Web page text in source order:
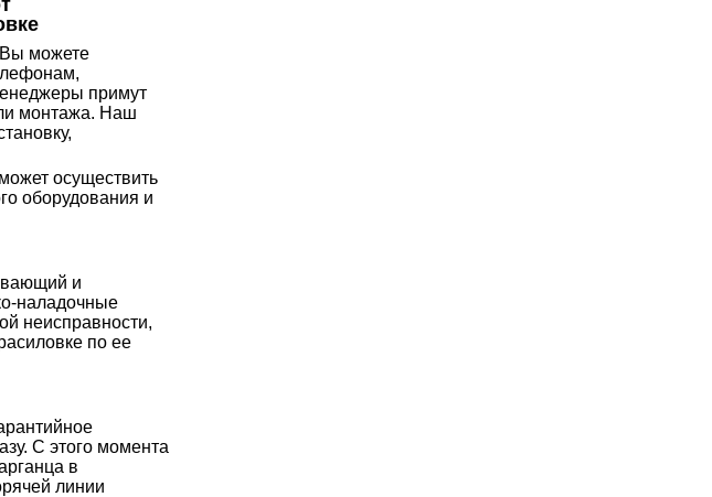
Вы можете
примут
монтажа. Наш
осуществить
оборудования и
и
наладочные
неисправности,
по ее
С этого момента
в
линии